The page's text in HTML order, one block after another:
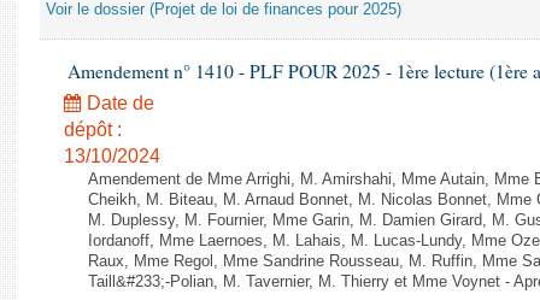
Voir le dossier (Projet de loi de finances pour 2025)
Amendement n° 1410 - PLF POUR 2025 - 1ère lecture (1ère
Date de
dépôt :
13/10/2024
Amendement de Mme Arrighi, M. Amirshahi, Mme Autain,
Cheikh, M. Biteau, M. Arnaud Bonnet, M. Nicolas Bonnet, Mme
M. Duplessy, M. Fournier, Mme Garin, M. Damien Girard, M.
Iordanoff, Mme Laernoes, M. Lahais, M. Lucas-Lundy, Mme
Raux, Mme Regol, Mme Sandrine Rousseau, M. Ruffin, Mme
Taill&#233;-Polian, M. Tavernier, M. Thierry et Mme Voynet -